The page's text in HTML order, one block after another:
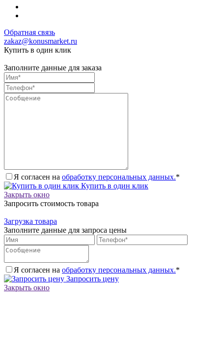
Обратная связь
zakaz@konusmarket.ru
Купить в один клик
Заполните данные для заказа
Я согласен на обработку персональных данных.*
Купить в один клик
Закрыть окно
Запросить стоимость товара
Загрузка товара
Заполните данные для запроса цены
Я согласен на обработку персональных данных.*
Запросить цену
Закрыть окно